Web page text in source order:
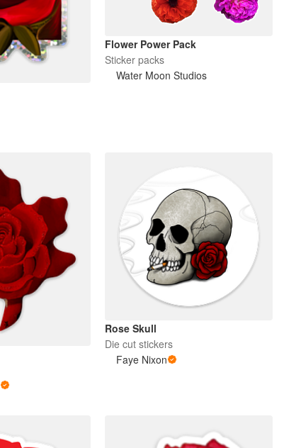
Flower Power Pack
Sticker packs
Water Moon Studios
Rose Skull
Die cut stickers
Faye Nixon